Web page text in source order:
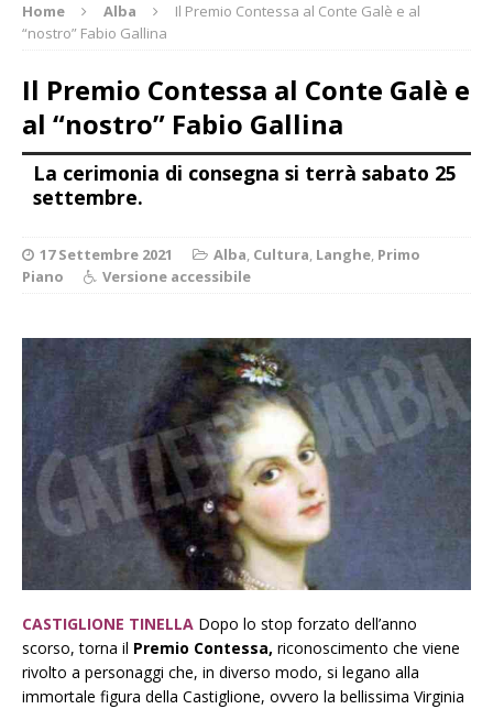
Home Alba
Il Premio Contessa al Conte Galè e al
“nostro” Fabio Gallina
Il Premio Contessa al Conte Galè e
al “nostro” Fabio Gallina
La cerimonia di consegna si terrà sabato 25
settembre.
17 Settembre 2021 Alba, Cultura, Langhe, Primo
Piano
Versione accessibile
CASTIGLIONE TINELLA Dopo lo stop forzato dell’anno
scorso, torna il Premio Contessa, riconoscimento che viene
rivolto a personaggi che, in diverso modo, si legano alla
immortale figura della Castiglione, ovvero la bellissima Virginia